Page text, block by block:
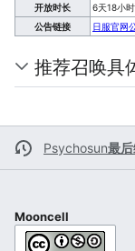
开放时长
6天18小
公告链接
日服官网
推荐召唤具
Psychosun最
Mooncell